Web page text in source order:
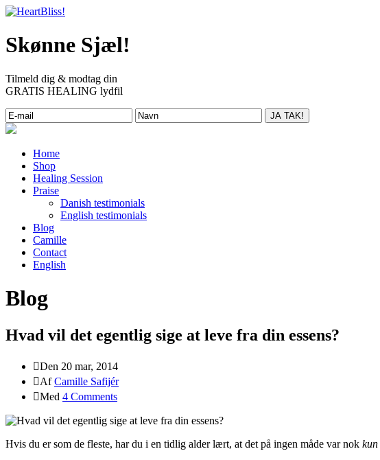
Skønne Sjæl!
Tilmeld dig & modtag din
GRATIS HEALING lydfil
Home
Shop
Healing Session
Praise
Danish testimonials
English testimonials
Blog
Camille
Contact
English
Blog
Hvad vil det egentlig sige at leve fra din essens?
Den 20 mar, 2014
AfCamille Safijér
Med 4 Comments
Hvis du er som de fleste, har du i en tidlig alder lært, at det på ingen måde var nok kun